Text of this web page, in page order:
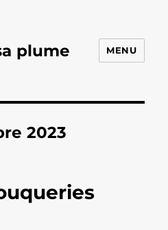
plume MENU
2023